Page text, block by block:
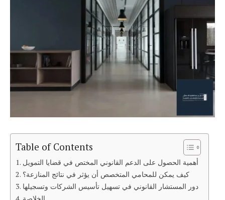
Table of Contents
أهمية الحصول على الدعم القانوني المختص في قضايا التمويل
كيف يمكن للمحامي المتخصص أن يؤثر في نتائج المنازعة؟
دور المستشار القانوني في تسهيل تأسيس الشركات وتسجيلها
الخلاصة